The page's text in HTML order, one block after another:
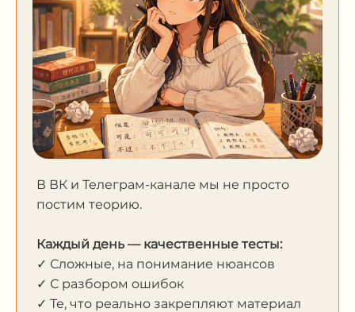
В ВК и Телеграм-канале мы не просто
постим теорию.
Каждый день — качественные тесты:
✓ Сложные, на понимание нюансов
✓ С разбором ошибок
✓ Те, что реально закрепляют материал